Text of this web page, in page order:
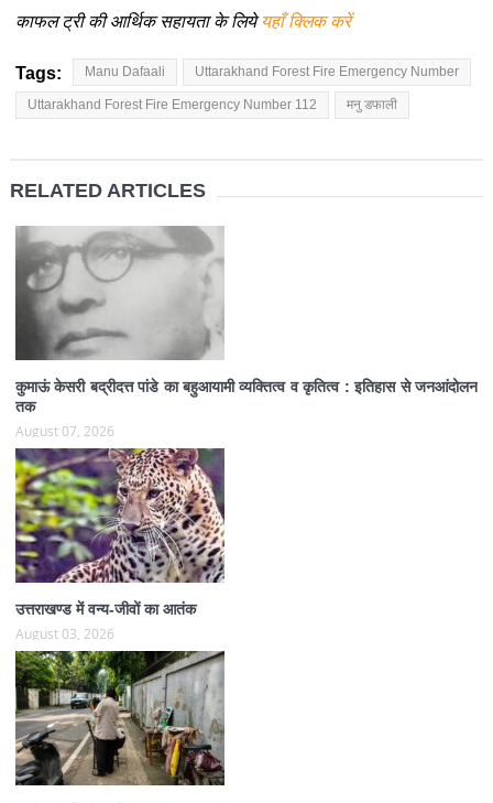
काफल ट्री की आर्थिक सहायता के लियेयहाँ क्लिक करें
Tags: Manu Dafaali Uttarakhand Forest Fire Emergency Number
Uttarakhand Forest Fire Emergency Number 112 मनु डफाली
RELATED ARTICLES
कुमाऊं केसरी बद्रीदत्त पांडे का बहुआयामी व्यक्तित्व व कृतित्व : इतिहास से जनआंदोलन
तक
August 07, 2026
उत्तराखण्ड में वन्य-जीवों का आतंक
August 03, 2026